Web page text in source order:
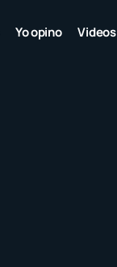
Yo opino Videos